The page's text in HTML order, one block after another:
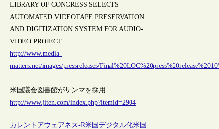
LIBRARY OF CONGRESS SELECTS
AUTOMATED VIDEOTAPE PRESERVATION
AND DIGITIZATION SYSTEM FOR AUDIO-
VIDEO PROJECT
http://www.media-
matters.net/images/pressreleases/
米国議会図書館がサンマを採用！
http://www.jiten.com/index.php?itemid=2904
カレントアウェアネス-R米国デジタル化米国